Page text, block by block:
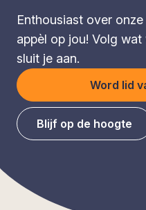
Enthousiast over
appèl op jou! Volg
sluit je aan.
Word lid
Blijf op de hoogte